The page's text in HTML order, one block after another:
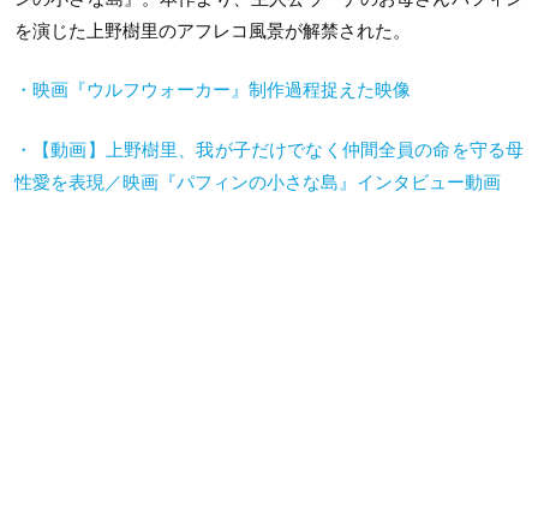
を演じた上野樹里のアフレコ風景が解禁された。
・映画『ウルフウォーカー』制作過程捉えた映像
・【動画】上野樹里、我が子だけでなく仲間全員の命を守る母
性愛を表現／映画『パフィンの小さな島』インタビュー動画